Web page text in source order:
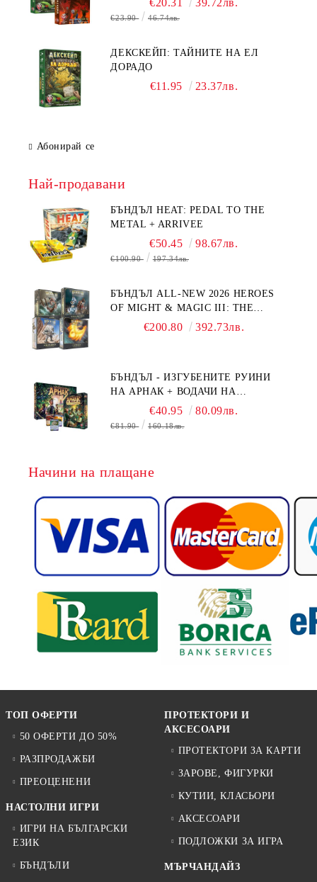
€20.31 39.72лв.
€23.90 46.74лв.
ДЕКСКЕЙП: ТАЙНИТЕ НА ЕЛ
ДОРАДО
€11.95 23.37лв.
Абонирай се
Най-продавани
БЪНДЪЛ HEAT: PEDAL TO THE
METAL + ARRIVEE
€50.45 98.67лв.
€100.90 197.34лв.
БЪНДЪЛ ALL-NEW 2026 HEROES
OF MIGHT & MAGIC III: THE
BOARD GAME EXPANSIONS -
€200.80 392.73лв.
БЪНДЪЛ - ИЗГУБЕНИТЕ РУИНИ
НА АРНАК + ВОДАЧИ НА
ЕКСПЕДИЦИИ + ПРОМО КАРТИ
БЕЗПЛАТНО
€40.95 80.09лв.
€81.90 160.18лв.
Начини на плащане
ТОП ОФЕРТИ
50 ОФЕРТИ ДО 50%
РАЗПРОДАЖБИ
ПРЕОЦЕНЕНИ
НАСТОЛНИ ИГРИ
ИГРИ НА БЪЛГАРСКИ
ЕЗИК
БЪНДЪЛИ
ПРОТЕКТОРИ И
АКСЕСОАРИ
ПРОТЕКТОРИ ЗА КАРТИ
ЗАРОВЕ, ФИГУРКИ
КУТИИ, КЛАСЬОРИ
АКСЕСОАРИ
ПОДЛОЖКИ ЗА ИГРА
МЪРЧАНДАЙЗ